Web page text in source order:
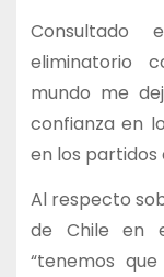
eliminatorio
mundo me
confianza en
en los partidos
Al respecto
de Chile en
“tenemos